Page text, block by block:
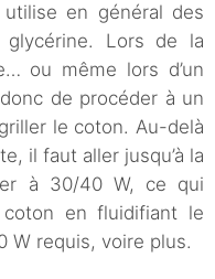
en général des
Lors de la
ou même lors d’un
de procéder à un
le coton. Au-delà
il faut aller jusqu’à la
à 30/40 W, ce qui
en fluidifiant le
W requis, voire plus.